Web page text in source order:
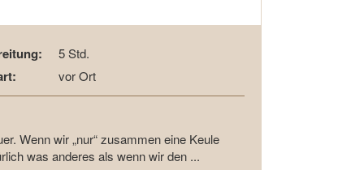
5 Std.
vor Ort
Wenn wir „nur“ zusammen eine Keule
was anderes als wenn wir den ...